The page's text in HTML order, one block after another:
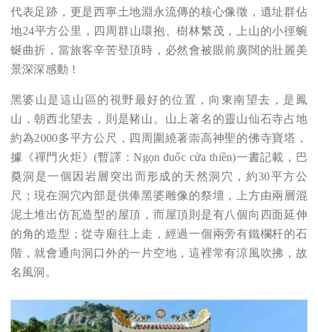
代表足跡，更是西寧土地淵永流傳的核心像徵，遺址群佔
地24平方公里，四周群山環抱、樹林繁茂，上山的小徑蜿
蜒曲折，當旅客辛苦登頂時，必然會被眼前廣闊的壯麗美
景深深感動！
黑婆山是這山區的視野最好的位置，向東南望去，是鳳
山，朝西北望去，則是豬山。山上著名的靈山仙石寺占地
約為2000多平方公尺，四周圍繞著崇高神聖的佛寺寶塔，
據《禪門火炬》(暫譯：Ngọn đuốc cửa thiền)一書記載，巴
奠洞是一個因岩層突出而形成的天然洞穴，約30平方公
尺；現在洞穴內部是供俸黑婆雕像的祭壇，上方由兩層混
泥土堆出仿瓦造型的屋頂，而屋頂則是有八個向四面延伸
的角的造型；從寺廟往上走，經過一個兩旁有鐵欄杆的石
階，就會通向洞口外的一片空地，這裡常有涼風吹拂，故
名風洞。